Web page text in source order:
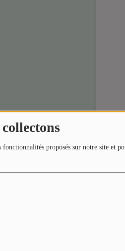
proposés sur notre site et